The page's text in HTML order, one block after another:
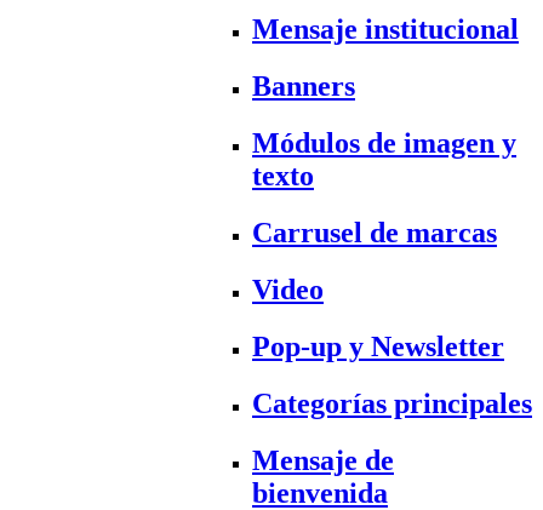
Mensaje institucional
Banners
Módulos de imagen y
texto
Carrusel de marcas
Video
Pop-up y Newsletter
Categorías principales
Mensaje de
bienvenida